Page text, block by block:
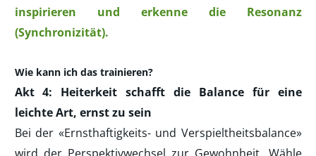
inspirieren und erkenne die Resonanz
(Synchronizität).
Wie kann ich das trainieren?
Akt 4: Heiterkeit schafft die Balance für eine
leichte Art, ernst zu sein
Bei der «Ernsthaftigkeits- und Verspieltheitsbalance»
wird der Perspektivwechsel zur Gewohnheit. Wähle